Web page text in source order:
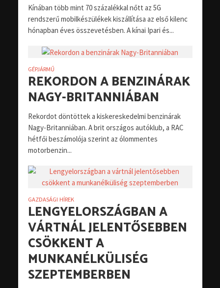
Kínában több mint 70 százalékkal nőtt az 5G
rendszerű mobilkészülékek kiszállítása az első kilenc
hónapban éves összevetésben. A kínai Ipari és...
GÉPJÁRMŰ
REKORDON A BENZINÁRAK
NAGY-BRITANNIÁBAN
Rekordot döntöttek a kiskereskedelmi benzinárak
Nagy-Britanniában. A brit országos autóklub, a RAC
hétfői beszámolója szerint az ólommentes
motorbenzin...
GAZDASÁGI HÍREK
LENGYELORSZÁGBAN A
VÁRTNÁL JELENTŐSEBBEN
CSÖKKENT A
MUNKANÉLKÜLISÉG
SZEPTEMBERBEN